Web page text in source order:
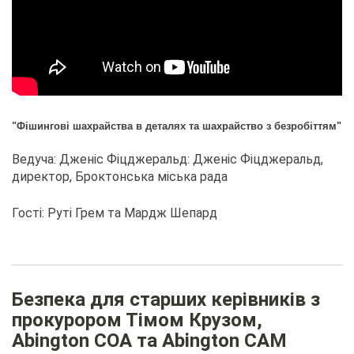
"Фішингові шахрайства в деталях та шахрайство з безробіттям"
Ведуча: Дженіс Фіцджеральд: Дженіс Фіцджеральд,
директор, Броктонська міська рада
Гості: Руті Грем та Мардж Шепард
Безпека для старших керівників з
прокурором Тімом Крузом,
Abington COA та Abington CAM